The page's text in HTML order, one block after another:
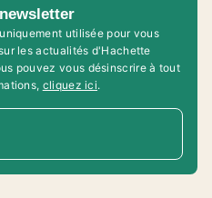
utilisée pour vous
les actualités d'Hachette
pouvez vous désinscrire à tout
cliquez ici.